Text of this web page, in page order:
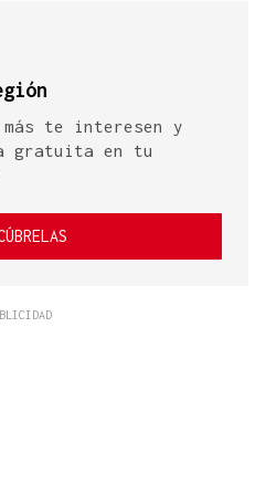
te interesen y
gratuita en tu